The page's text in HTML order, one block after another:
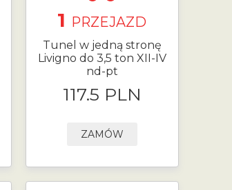
1 PRZEJAZD
Tunel w jedną stronę
Livigno do 3,5 ton XII-IV
nd-pt
117.5 PLN
ZAMÓW